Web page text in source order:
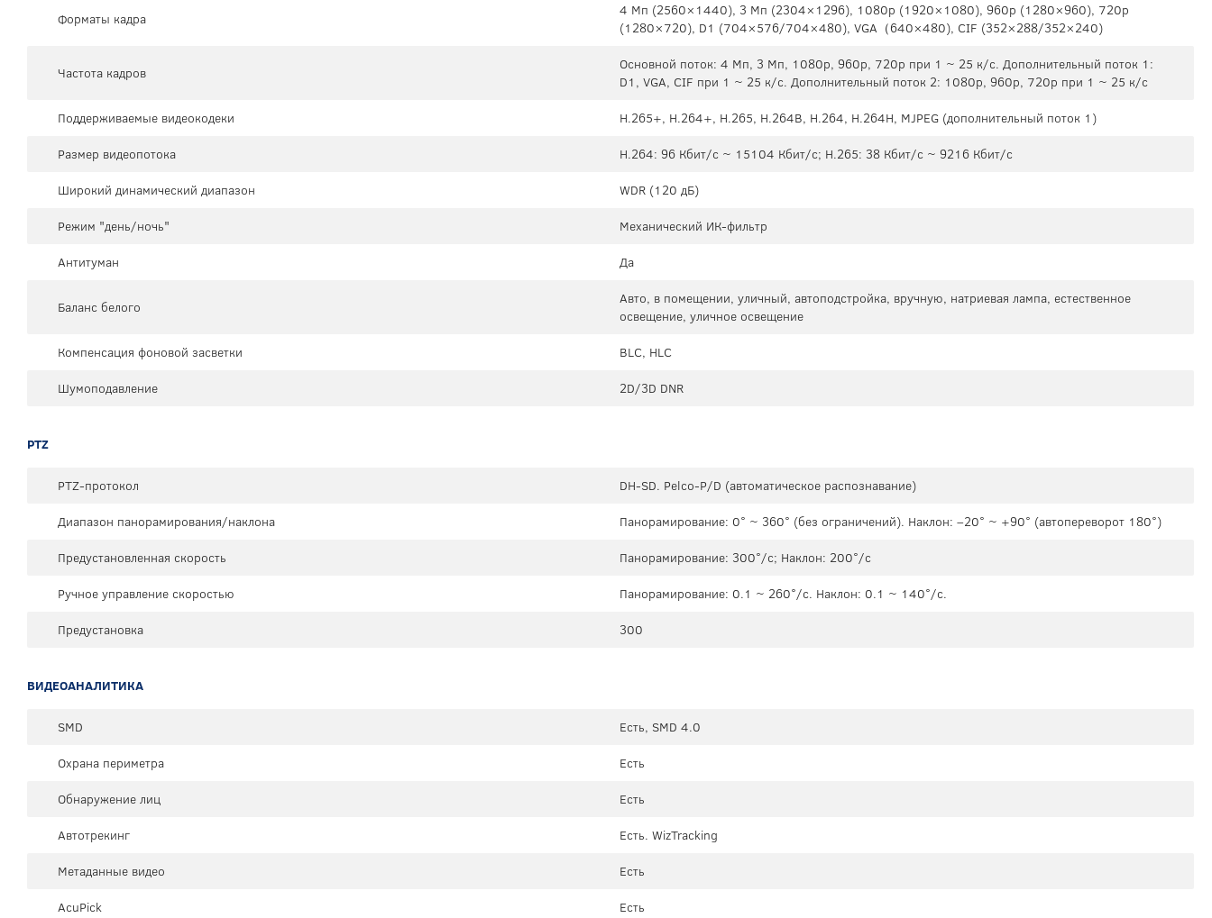
Форматы кадра
4 Мп (2560×1440), 3 Мп (2304×1296), 1080р (1920×1080), 960р (1280×960), 720p
(1280×720), D1 (704×576/704×480), VGA（640×480), CIF (352×288/352×240)
Частота кадров
Основной поток: 4 Mп, 3 Мп, 1080p, 960p, 720p при 1 ~ 25 к/с. Дополнительный поток 1:
D1, VGA, CIF при 1 ~ 25 к/с. Дополнительный поток 2: 1080p, 960p, 720p при 1 ~ 25 к/с
Поддерживаемые видеокодеки
H.265+, H.264+, H.265, H.264B, H.264, H.264H, MJPEG (дополнительный поток 1)
Размер видеопотока
H.264: 96 Кбит/с ~ 15104 Кбит/с; H.265: 38 Кбит/с ~ 9216 Кбит/с
Широкий динамический диапазон
WDR (120 дБ)
Режим "день/ночь"
Механический ИК-фильтр
Антитуман
Да
Баланс белого
Авто, в помещении, уличный, автоподстройка, вручную, натриевая лампа, естественное
освещение, уличное освещение
Компенсация фоновой засветки
BLC, HLC
Шумоподавление
2D/3D DNR
PTZ
PTZ-протокол
DH-SD. Pelco-P/D (автоматическое распознавание)
Диапазон панорамирования/наклона
Панорамирование: 0° ~ 360° (без ограничений). Наклон: –20° ~ +90° (автопереворот 180°)
Предустановленная скорость
Панорамирование: 300°/с; Наклон: 200°/с
Ручное управление скоростью
Панорамирование: 0.1 ~ 260°/с. Наклон: 0.1 ~ 140°/с.
Предустановка
300
ВИДЕОАНАЛИТИКА
SMD
Есть, SMD 4.0
Охрана периметра
Есть
Обнаружение лиц
Есть
Автотрекинг
Есть. WizTracking
Метаданные видео
Есть
AcuPick
Есть